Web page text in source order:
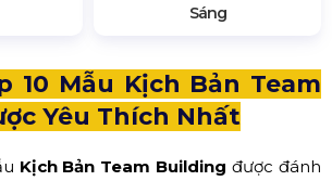
Sáng
10 Mẫu Kịch Bản Team
Yêu Thích Nhất
Kịch Bản Team Building được đánh